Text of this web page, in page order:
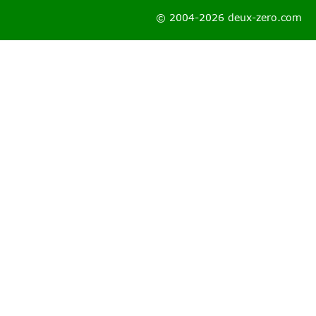
© 2004-2026 deux-zero.com